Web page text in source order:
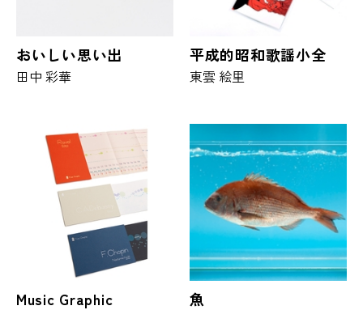
おいしい思い出
田中 彩華
平成的昭和歌謡小全
東雲 絵里
Music Graphic 魚